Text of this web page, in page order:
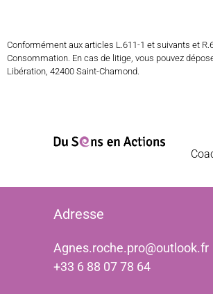
Conformément aux articles L.611-1 et suivants et
Consommation. En cas de litige, vous pouvez
Libération, 42400 Saint-Chamond.
Adresse
Agnes.roche.pro@outlook.fr
+33 6 88 07 78 64